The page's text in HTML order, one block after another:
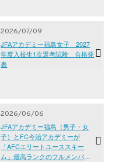
2026/07/09
JFAアカデミー福島女子 2027
年度入校生1次選考試験 合格発
表
2026/06/06
JFAアカデミー福島（男子・女
子）とFC今治アカデミーが
「AFCエリートユーススキー
ム」最高ランクのフルメンバー